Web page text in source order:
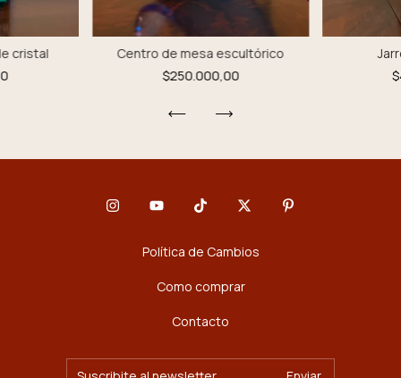
cristal
Centro de mesa escultórico
$250.000,00
Política de Cambios
Como comprar
Contacto